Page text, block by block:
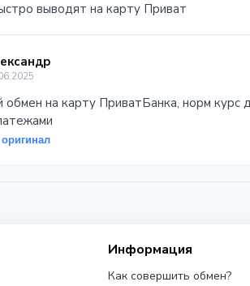
выводят на карту Приват
обмен на карту ПриватБанка, норм
оригинал
Информация
Как совершить обмен?